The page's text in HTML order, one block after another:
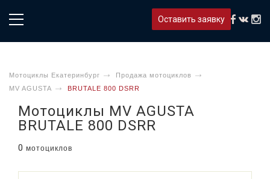
Оставить заявку
Мотоциклы Екатеринбург
Продажа мотоциклов
MV AGUSTA
BRUTALE 800 DSRR
Мотоциклы MV AGUSTA
BRUTALE 800 DSRR
0 мотоциклов